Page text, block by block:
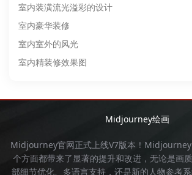
室内装潢流光溢彩的设计
室内豪华装修
室内室外的风光
室内精装修效果图
Midjourney绘画
Midjourney官网正式上线V7版本！ Midjourney
个方面都带来了显著的提升和改进，无论是画
部细节优化、多语言支持，还是新的人物参考